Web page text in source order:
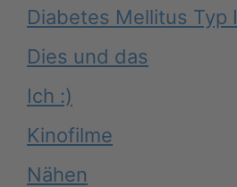
Diabetes Mellitus Typ I
Dies und das
Ich :)
Kinofilme
Nähen